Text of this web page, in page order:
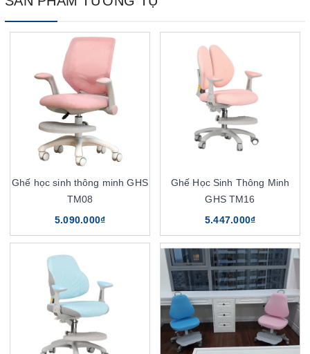
Ghế học sinh thông minh GHS
TM08
5.090.000₫
Ghế Học Sinh Thông Minh
GHS TM16
5.447.000₫